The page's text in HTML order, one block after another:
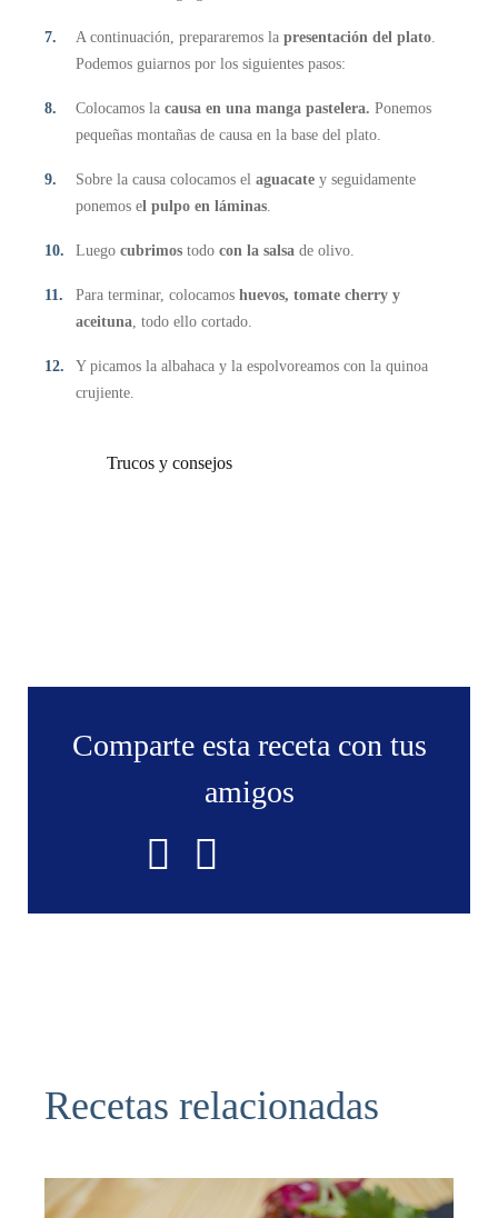
A continuación, prepararemos la presentación del plato.
Podemos guiarnos por los siguientes pasos:
Colocamos la causa en una manga pastelera. Ponemos
pequeñas montañas de causa en la base del plato.
Sobre la causa colocamos el aguacate y seguidamente
ponemos el pulpo en láminas.
Luego cubrimos todo con la salsa de olivo.
Para terminar, colocamos huevos, tomate cherry y
aceituna, todo ello cortado.
Y picamos la albahaca y la espolvoreamos con la quinoa
crujiente.
Trucos y consejos
Comparte esta receta con tus
amigos
Recetas relacionadas